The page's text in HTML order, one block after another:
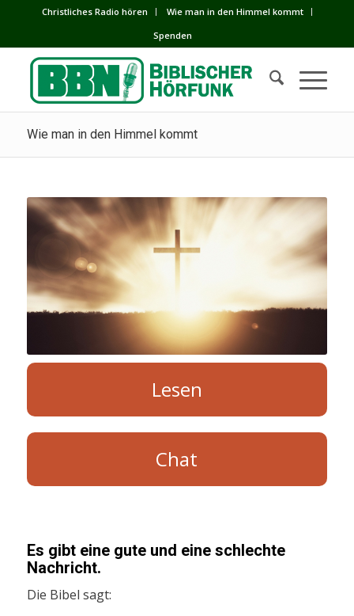
Сhristliches Radio hören
Wie man in den Himmel kommt
Spenden
Wie man in den Himmel kommt
Lesen
Chat
Es gibt eine gute und eine schlechte
Nachricht.
Die Bibel sagt: